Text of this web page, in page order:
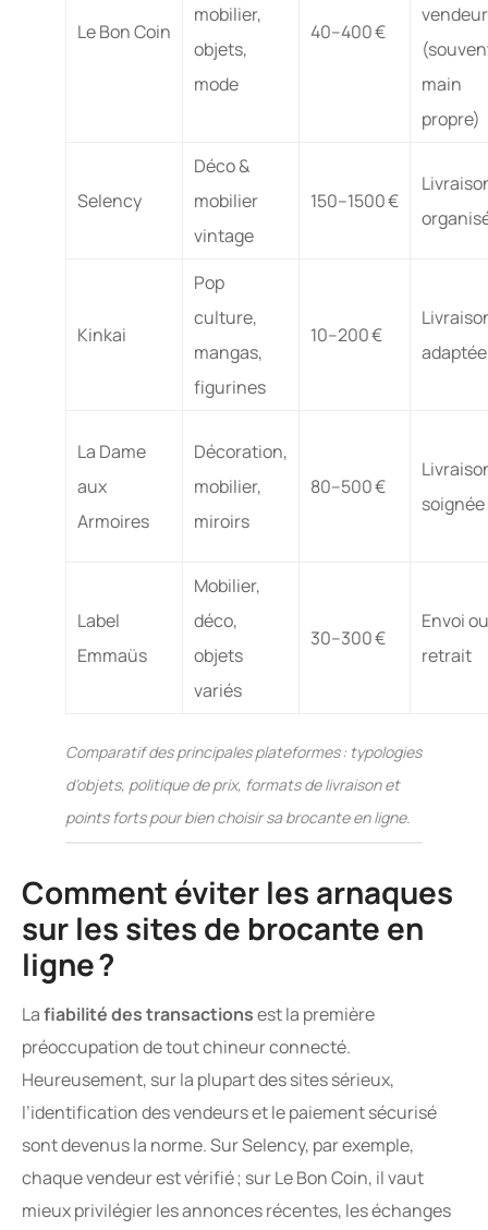
Le Bon Coin
mobilier,
objets,
mode
40–400 €
vendeur
main
propre)
Selency
Déco &
mobilier
vintage
150–1500 €
Kinkai
Pop
culture,
mangas,
figurines
10–200 €
adaptée
La Dame
aux
Armoires
Décoration,
mobilier,
miroirs
80–500 €
soignée
Label
Emmaüs
Mobilier,
déco,
objets
variés
30–300 €
Envoi ou
retrait
Comparatif des principales plateformes : typologies
d’objets, politique de prix, formats de livraison et
points forts pour bien choisir sa brocante en ligne.
Comment éviter les arnaques
sur les sites de brocante en
ligne ?
Lafiabilité des transactionsest la première
préoccupation de tout chineur connecté.
Heureusement, sur la plupart des sites sérieux,
l’identification des vendeurs et le paiement sécurisé
sont devenus la norme. Sur Selency, par exemple,
chaque vendeur est vérifié ; sur Le Bon Coin, il vaut
mieux privilégier les annonces récentes, les échanges